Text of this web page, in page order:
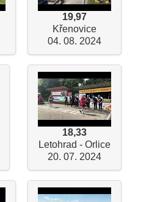
19,97
Křenovice
04. 08. 2024
18,33
Letohrad - Orlice
20. 07. 2024